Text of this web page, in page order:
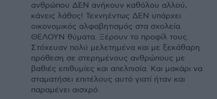
ανθρώπου ΔΕΝ ανήκουν καθόλου αλλού,
κάνεις λάθος! Τεχνηέντως ΔΕΝ υπάρχει
οικονομικός αλφαβητισμός στα σχολεία.
ΘΕΛΟΥΝ θύματα. Ξέρουν το προφίλ τους.
Στόχευαν πολύ μελετημένα και με ξεκάθαρη
πρόθεση σε στερημένους ανθρώπους με
βαθιές επιθυμίες και απελπισία. Και μακάρι να
σταματήσει επιτέλους αυτό γιατί ήταν και
παραμένει αισχρό.